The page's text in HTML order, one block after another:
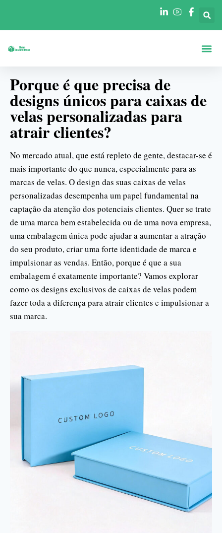
Porque é que precisa de
designs únicos para caixas de
velas personalizadas para
atrair clientes?
No mercado atual, que está repleto de gente, destacar-se é
mais importante do que nunca, especialmente para as
marcas de velas. O design das suas caixas de velas
personalizadas desempenha um papel fundamental na
captação da atenção dos potenciais clientes. Quer se trate
de uma marca bem estabelecida ou de uma nova empresa,
uma embalagem única pode ajudar a aumentar a atração
do seu produto, criar uma forte identidade de marca e
impulsionar as vendas. Então, porque é que a sua
embalagem é exatamente importante? Vamos explorar
como os designs exclusivos de caixas de velas podem
fazer toda a diferença para atrair clientes e impulsionar a
sua marca.